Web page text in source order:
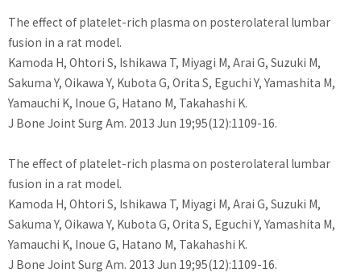
The effect of platelet-rich plasma on posterolateral lumbar
fusion in a rat model.
Kamoda H, Ohtori S, Ishikawa T, Miyagi M, Arai G, Suzuki M,
Sakuma Y, Oikawa Y, Kubota G, Orita S, Eguchi Y, Yamashita M,
Yamauchi K, Inoue G, Hatano M, Takahashi K.
J Bone Joint Surg Am. 2013 Jun 19;95(12):1109-16.
The effect of platelet-rich plasma on posterolateral lumbar
fusion in a rat model.
Kamoda H, Ohtori S, Ishikawa T, Miyagi M, Arai G, Suzuki M,
Sakuma Y, Oikawa Y, Kubota G, Orita S, Eguchi Y, Yamashita M,
Yamauchi K, Inoue G, Hatano M, Takahashi K.
J Bone Joint Surg Am. 2013 Jun 19;95(12):1109-16.